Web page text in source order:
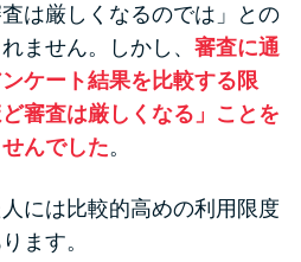
査は厳しくなるのでは」との
ません。しかし、 審査に通
ケート結果を比較する限
審査は厳しくなる」ことを
んでした。
には比較的高めの利用限度
ます。